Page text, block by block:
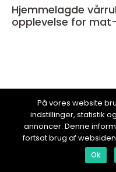
Hjemmelagde
opplevelse for
På vores website
indstillinger, statistik
annoncer. Denne
fortsat brug af
Ok